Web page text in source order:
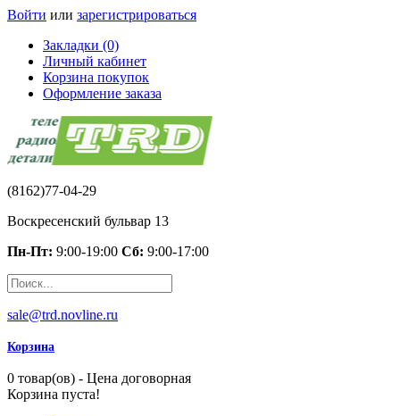
Войти или зарегистрироваться
Закладки (0)
Личный кабинет
Корзина покупок
Оформление заказа
(8162)77-04-29
Воскресенский бульвар 13
Пн-Пт: 9:00-19:00 Сб: 9:00-17:00
sale@trd.novline.ru
Корзина
0 товар(ов) - Цена договорная
Корзина пуста!